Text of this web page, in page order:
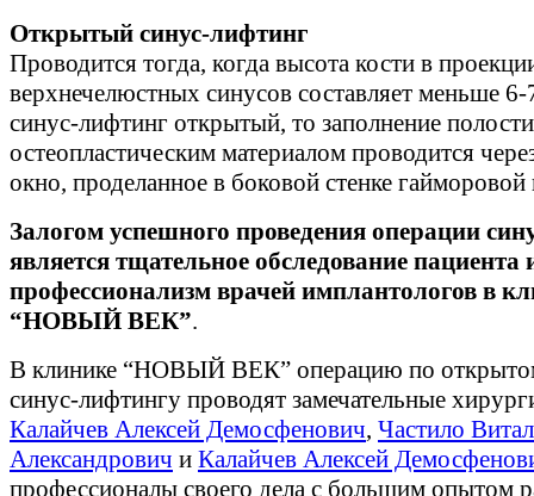
Открытый синус-лифтинг
Проводится тогда, когда высота кости в
верхнечелюстных синусов составляет меньше
синус-лифтинг открытый, то заполнение полости
остеопластическим материалом проводится
окно, проделанное в боковой стенке гайморовой
Залогом успешного проведения операции
является тщательное обследование пациента
профессионализм врачей имплантологов в
“НОВЫЙ ВЕК”.
В клинике “НОВЫЙ ВЕК” операцию по
синус-лифтингу проводят замечательные
Калайчев Aлексей Демосфенович, Частило
Александрович и Калайчев Aлексей
профессионалы своего дела с большим опытом